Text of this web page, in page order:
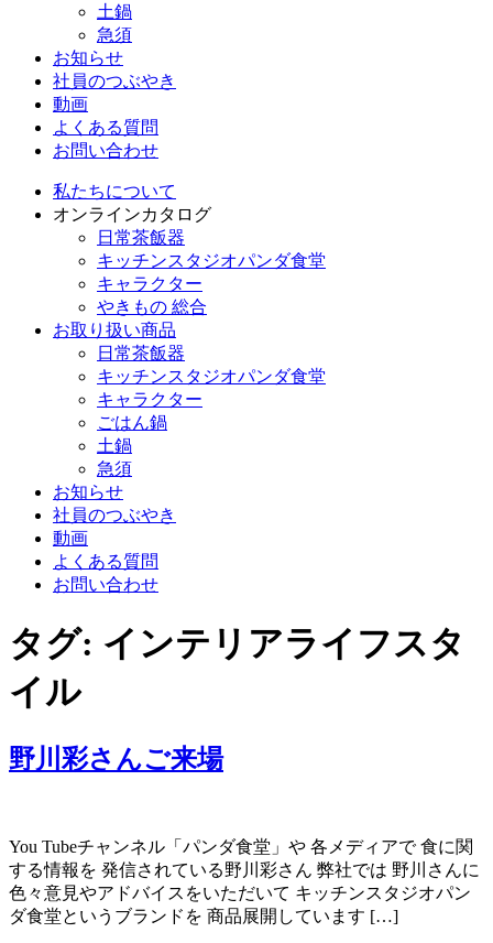
土鍋
急須
お知らせ
社員のつぶやき
動画
よくある質問
お問い合わせ
私たちについて
オンラインカタログ
日常茶飯器
キッチンスタジオパンダ食堂
キャラクター
やきもの 総合
お取り扱い商品
日常茶飯器
キッチンスタジオパンダ食堂
キャラクター
ごはん鍋
土鍋
急須
お知らせ
社員のつぶやき
動画
よくある質問
お問い合わせ
タグ: インテリアライフスタ
イル
野川彩さんご来場
You Tubeチャンネル「パンダ食堂」や 各メディアで 食に関
する情報を 発信されている野川彩さん 弊社では 野川さんに
色々意見やアドバイスをいただいて キッチンスタジオパン
ダ食堂というブランドを 商品展開しています […]